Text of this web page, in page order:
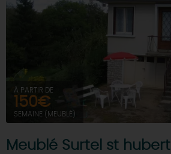
À PARTIR DE
150€
SEMAINE (MEUBLÉ)
Meublé Surtel st hubert